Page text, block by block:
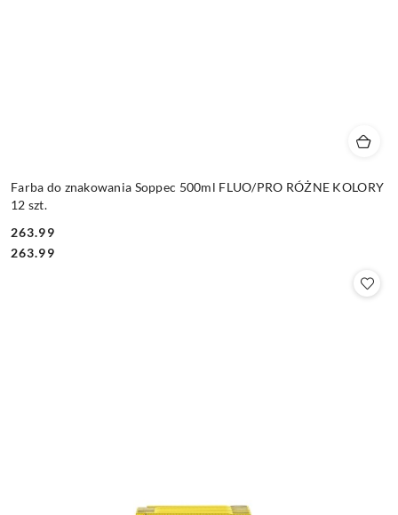
Farba do znakowania Soppec 500ml FLUO/PRO RÓŻNE KOLORY
12 szt.
Cena:
263.99
Cena:
263.99